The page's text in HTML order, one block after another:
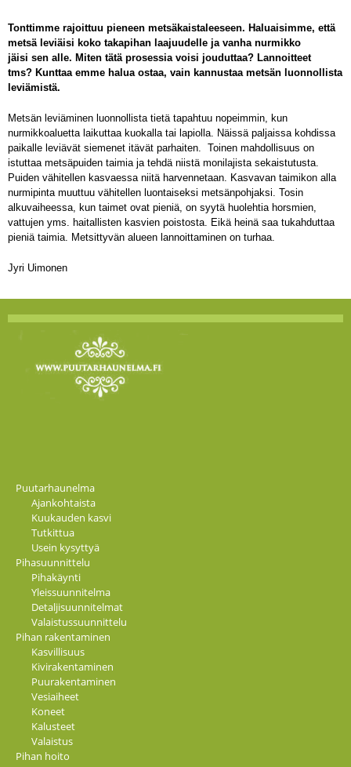
Tonttimme rajoittuu pieneen metsäkaistaleeseen. Haluaisimme, että
metsä leviäisi koko takapihan laajuudelle ja vanha nurmikko
jäisi sen alle. Miten tätä prosessia voisi jouduttaa? Lannoitteet
tms? Kunttaa emme halua ostaa, vain kannustaa metsän luonnollista
leviämistä.
Metsän leviäminen luonnollista tietä tapahtuu nopeimmin, kun
nurmikkoaluetta laikuttaa kuokalla tai lapiolla. Näissä paljaissa kohdissa
paikalle leviävät siemenet itävät parhaiten. Toinen mahdollisuus on
istuttaa metsäpuiden taimia ja tehdä niistä monilajista sekaistutusta.
Puiden vähitellen kasvaessa niitä harvennetaan. Kasvavan taimikon alla
nurmipinta muuttuu vähitellen luontaiseksi metsänpohjaksi. Tosin
alkuvaiheessa, kun taimet ovat pieniä, on syytä huolehtia horsmien,
vattujen yms. haitallisten kasvien poistosta. Eikä heinä saa tukahduttaa
pieniä taimia. Metsittyvän alueen lannoittaminen on turhaa.
Jyri Uimonen
Puutarhaunelma
Ajankohtaista
Kuukauden kasvi
Tutkittua
Usein kysyttyä
Pihasuunnittelu
Pihakäynti
Yleissuunnitelma
Detaljisuunnitelmat
Valaistussuunnittelu
Pihan rakentaminen
Kasvillisuus
Kivirakentaminen
Puurakentaminen
Vesiaiheet
Koneet
Kalusteet
Valaistus
Pihan hoito